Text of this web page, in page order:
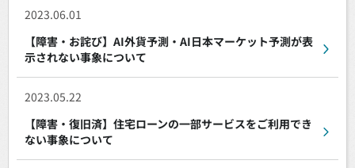
2023.06.01
【障害・お詫び】AI外貨予測・AI日本マーケット予測が表
示されない事象について
2023.05.22
【障害・復旧済】住宅ローンの一部サービスをご利用でき
ない事象について